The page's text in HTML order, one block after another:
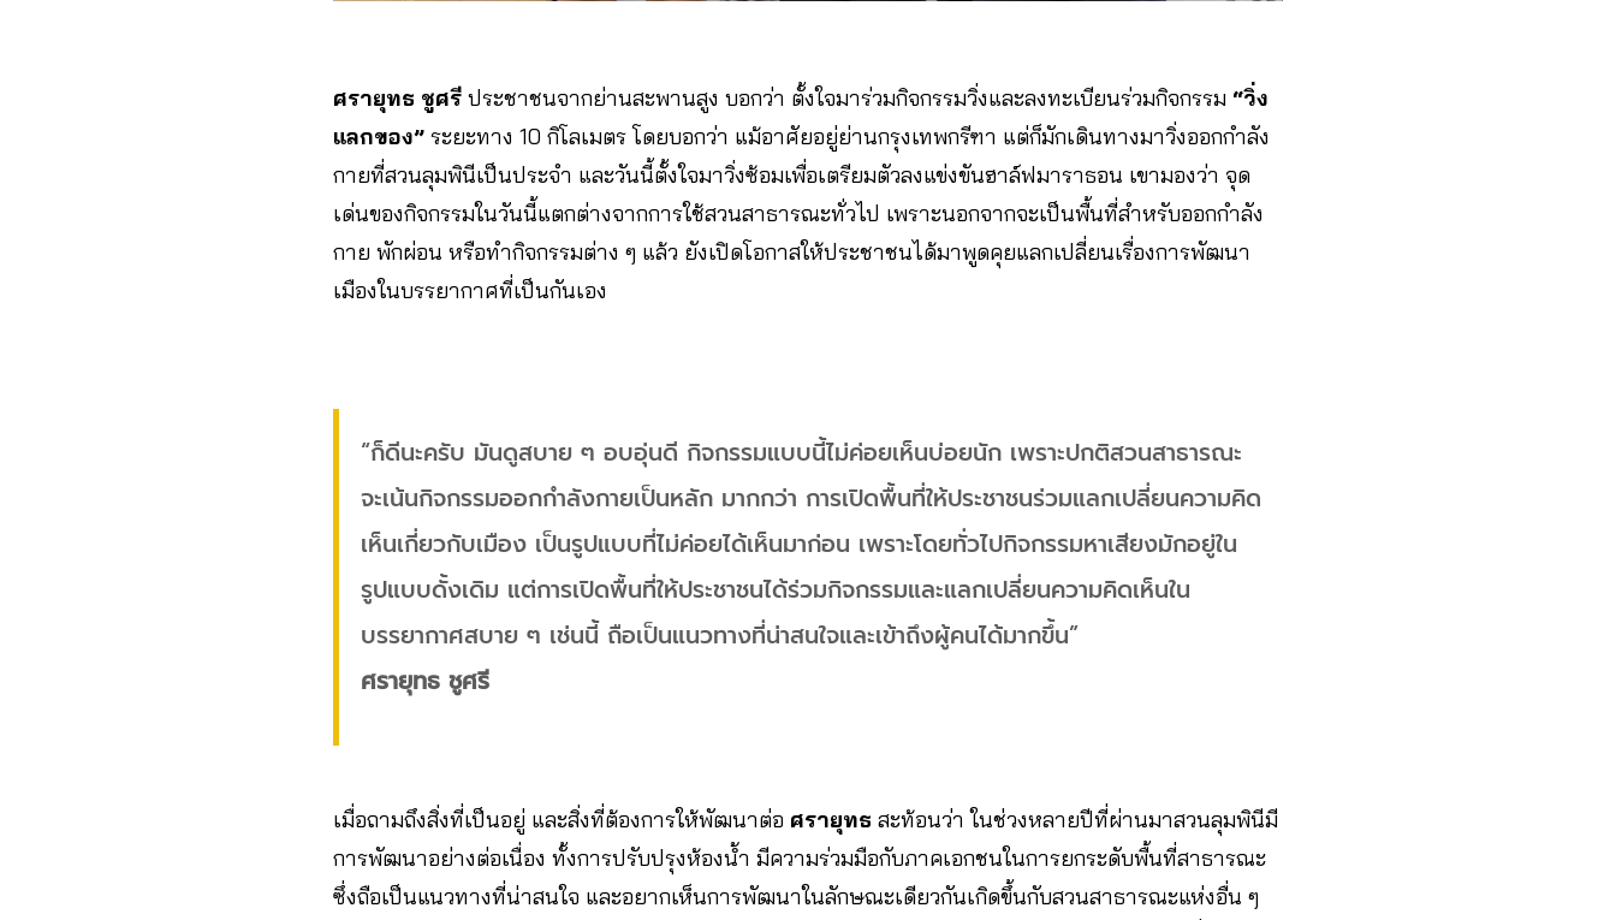
ศรายุทธ ชูศรี ประชาชนจากย่านสะพานสูง บอกว่า ตั้งใจมาร่วมกิจกรรมวิ่งและลงทะเบียนร่วมกิจกรรม “วิ่ง
แลกของ” ระยะทาง 10 กิโลเมตร โดยบอกว่า แม้อาศัยอยู่ย่านกรุงเทพกรีฑา แต่ก็มักเดินทางมาวิ่งออกกำลัง
กายที่สวนลุมพินีเป็นประจำ และวันนี้ตั้งใจมาวิ่งซ้อมเพื่อเตรียมตัวลงแข่งขันฮาล์ฟมาราธอน เขามองว่า จุด
เด่นของกิจกรรมในวันนี้แตกต่างจากการใช้สวนสาธารณะทั่วไป เพราะนอกจากจะเป็นพื้นที่สำหรับออกกำลัง
กาย พักผ่อน หรือทำกิจกรรมต่าง ๆ แล้ว ยังเปิดโอกาสให้ประชาชนได้มาพูดคุยแลกเปลี่ยนเรื่องการพัฒนา
เมืองในบรรยากาศที่เป็นกันเอง
“ก็ดีนะครับ มันดูสบาย ๆ อบอุ่นดี กิจกรรมแบบนี้ไม่ค่อยเห็นบ่อยนัก เพราะปกติสวนสาธารณะ
จะเน้นกิจกรรมออกกำลังกายเป็นหลัก มากกว่า การเปิดพื้นที่ให้ประชาชนร่วมแลกเปลี่ยนความคิด
เห็นเกี่ยวกับเมือง เป็นรูปแบบที่ไม่ค่อยได้เห็นมาก่อน เพราะโดยทั่วไปกิจกรรมหาเสียงมักอยู่ใน
รูปแบบดั้งเดิม แต่การเปิดพื้นที่ให้ประชาชนได้ร่วมกิจกรรมและแลกเปลี่ยนความคิดเห็นใน
บรรยากาศสบาย ๆ เช่นนี้ ถือเป็นแนวทางที่น่าสนใจและเข้าถึงผู้คนได้มากขึ้น”
ศรายุทธ ชูศรี
เมื่อถามถึงสิ่งที่เป็นอยู่ และสิ่งที่ต้องการให้พัฒนาต่อ ศรายุทธ สะท้อนว่า ในช่วงหลายปีที่ผ่านมาสวนลุมพินีมี
การพัฒนาอย่างต่อเนื่อง ทั้งการปรับปรุงห้องน้ำ มีความร่วมมือกับภาคเอกชนในการยกระดับพื้นที่สาธารณะ
ซึ่งถือเป็นแนวทางที่น่าสนใจ และอยากเห็นการพัฒนาในลักษณะเดียวกันเกิดขึ้นกับสวนสาธารณะแห่งอื่น ๆ